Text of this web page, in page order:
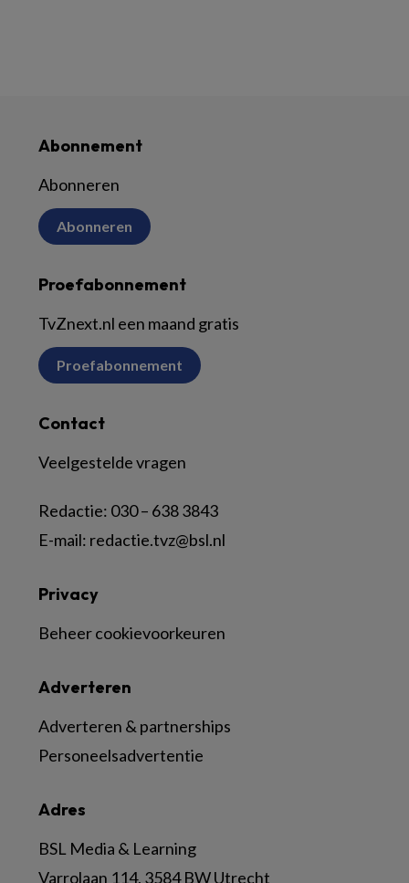
Abonnement
Abonneren
Abonneren
Proefabonnement
TvZnext.nl een maand gratis
Proefabonnement
Contact
Veelgestelde vragen
Redactie: 030 – 638 3843
E-mail: redactie.tvz@bsl.nl
Adres
BSL Media & Learning
Varrolaan 114, 3584 BW Utrecht
Adverteren
Adverteren & partnerships
Personeelsadvertentie
Privacy
Beheer cookievoorkeuren